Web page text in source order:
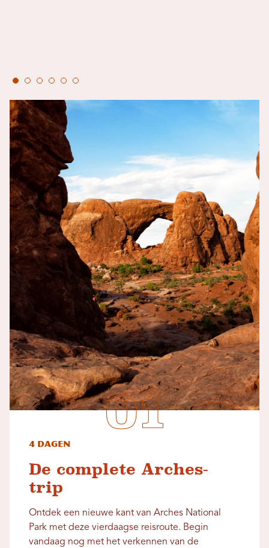
4 dagen
De complete Arches-
trip
Ontdek een nieuwe kant van Arches National
Park met deze vierdaagse reisroute. Begin
vandaag nog met het verkennen van de